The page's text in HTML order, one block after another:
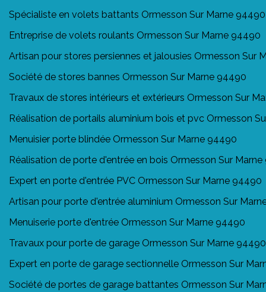
Spécialiste en volets battants Ormesson Sur Marne 94490
Entreprise de volets roulants Ormesson Sur Marne 94490
Artisan pour stores persiennes et jalousies Ormesson Sur
Société de stores bannes Ormesson Sur Marne 94490
Travaux de stores intérieurs et extérieurs Ormesson Sur
Réalisation de portails aluminium bois et pvc Ormesson
Menuisier porte blindée Ormesson Sur Marne 94490
Réalisation de porte d'entrée en bois Ormesson Sur
Expert en porte d'entrée PVC Ormesson Sur Marne 94490
Artisan pour porte d'entrée aluminium Ormesson Sur
Menuiserie porte d'entrée Ormesson Sur Marne 94490
Travaux pour porte de garage Ormesson Sur Marne 94490
Expert en porte de garage sectionnelle Ormesson Sur
Société de portes de garage battantes Ormesson Sur